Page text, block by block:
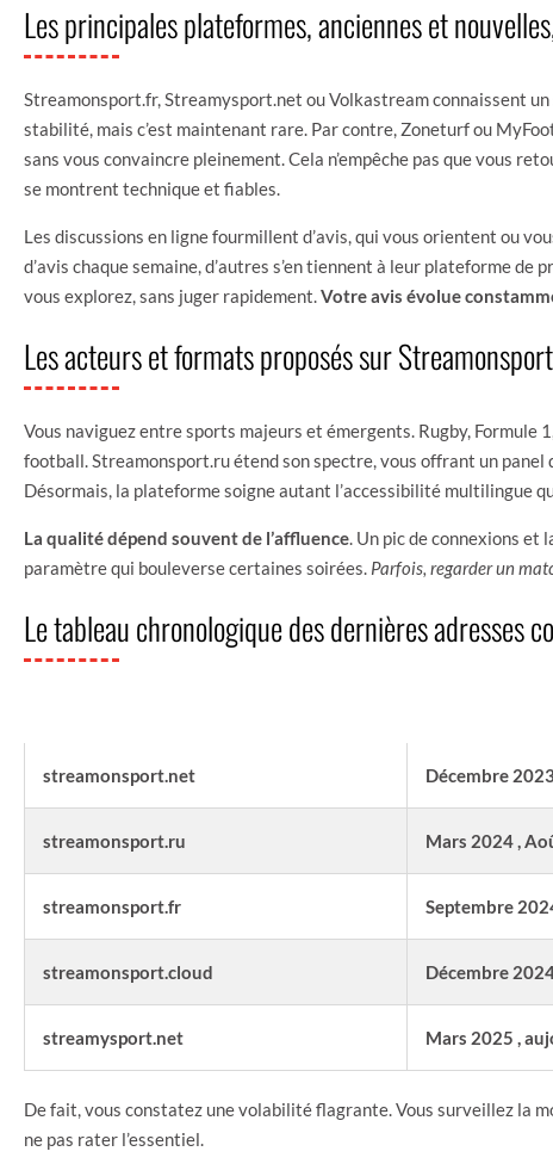
Les principales plateformes, anciennes et
Streamonsport.fr, Streamysport.net ou Volkastream connaissent
stabilité, mais c’est maintenant rare. Par contre, Zoneturf ou
sans vous convaincre pleinement. Cela n’empêche pas que vous
se montrent technique et fiables.
Les discussions en ligne fourmillent d’avis, qui vous orientent ou
d’avis chaque semaine, d’autres s’en tiennent à leur plateforme de
vous explorez, sans juger rapidement.Votre avis évolue
Les acteurs et formats proposés sur
Vous naviguez entre sports majeurs et émergents. Rugby, Formule
football. Streamonsport.ru étend son spectre, vous offrant un panel
Désormais, la plateforme soigne autant l’accessibilité multilingue
La qualité dépend souvent de l’affluence. Un pic de connexions et
paramètre qui bouleverse certaines soirées. Parfois, regarder un
Le tableau chronologique des dernières adresses
streamonsport.net Décembre
streamonsport.ru Mars 2024 ,
streamonsport.fr Septembre
streamonsport.cloud Décembre
streamysport.net Mars 2025 ,
De fait, vous constatez une volabilité flagrante. Vous surveillez la
ne pas rater l’essentiel.